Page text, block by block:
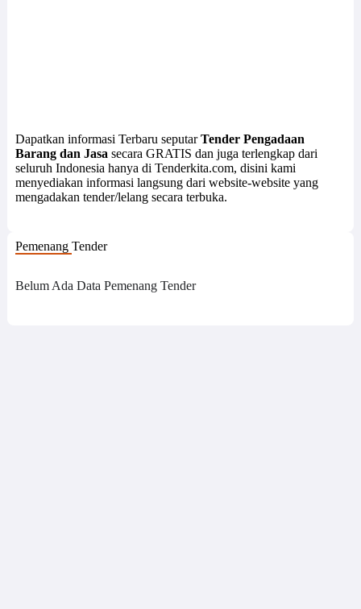
Dapatkan informasi Terbaru seputarTender Pengadaan
Barang dan Jasa secara GRATIS dan juga terlengkap dari
seluruh Indonesia hanya di Tenderkita.com, disini kami
menyediakan informasi langsung dari website-website yang
mengadakan tender/lelang secara terbuka.
Pemenang Tender
Belum Ada Data Pemenang Tender